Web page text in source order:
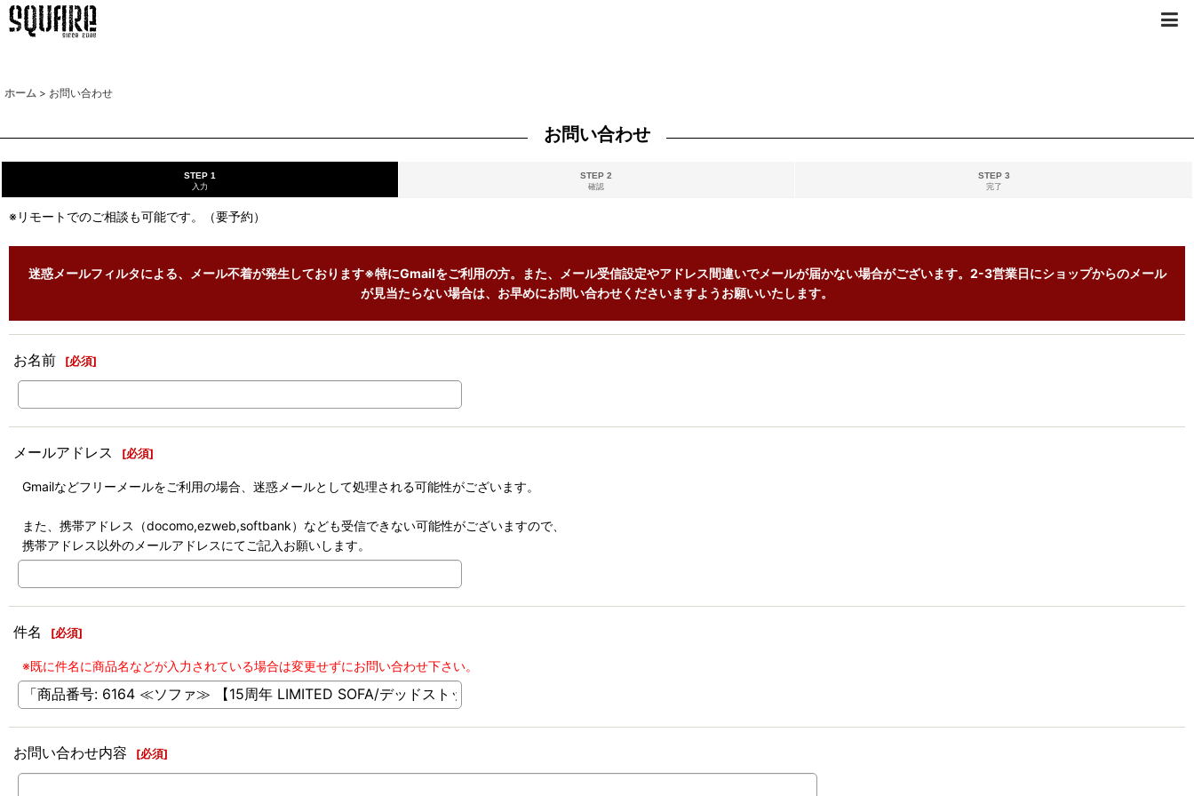
ホーム > お問い合わせ
お問い合わせ
STEP 1
入力
STEP 2
確認
STEP 3
完了
※リモートでのご相談も可能です。（要予約）
迷惑メールフィルタによる、メール不着が発生しております※特にGmailをご利用の方。また、メール受信設定やアドレス間違いでメールが届かない場合がございます。2-3営業日にショップからのメール
が見当たらない場合は、お早めにお問い合わせくださいますようお願いいたします。
お名前 [必須]
メールアドレス [必須]
Gmailなどフリーメールをご利用の場合、迷惑メールとして処理される可能性がございます。
また、携帯アドレス（docomo,ezweb,softbank）なども受信できない可能性がございますので、
携帯アドレス以外のメールアドレスにてご記入お願いします。
件名 [必須]
※既に件名に商品名などが入力されている場合は変更せずにお問い合わせ下さい。
お問い合わせ内容 [必須]